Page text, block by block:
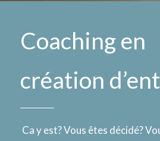
Coaching en
création
Ca y est? Vous êtes décidé?